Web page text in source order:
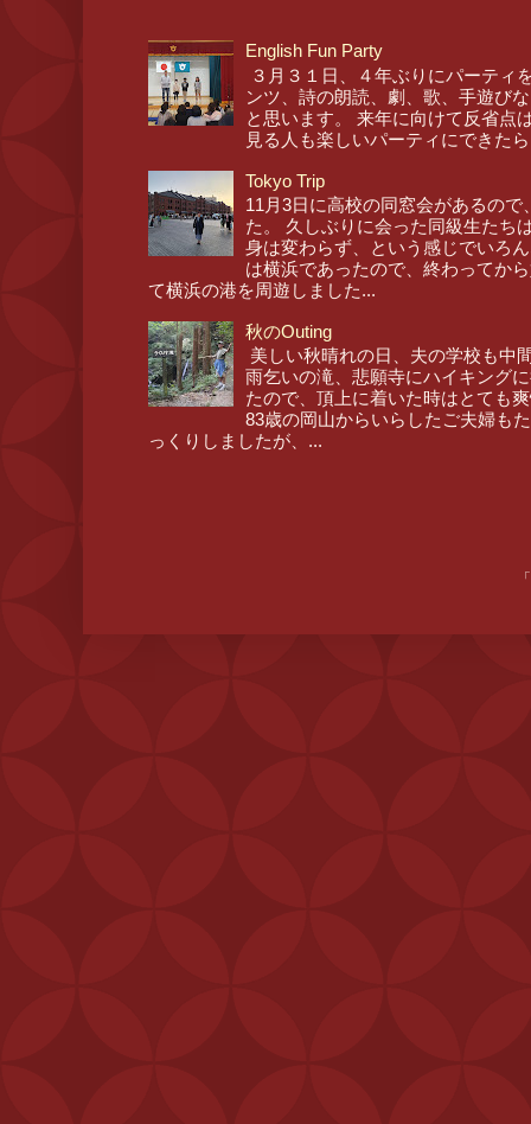
English Fun Party
３月３１日、４年ぶりにパーティ
ンツ、詩の朗読、劇、歌、手遊び
と思います。 来年に向けて反省点
見る人も楽しいパーティにできた
Tokyo Trip
11月3日に高校の同窓会があるの
た。 久しぶりに会った同級生たち
身は変わらず、という感じでいろ
は横浜であったので、終わってか
て横浜の港を周遊しました...
秋のOuting
美しい秋晴れの日、夫の学校も中
雨乞いの滝、悲願寺にハイキング
たので、頂上に着いた時はとても
83歳の岡山からいらしたご夫婦も
っくりしましたが、...